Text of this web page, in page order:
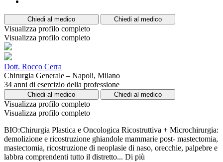
Chiedi al medico Chiedi al medico
Visualizza profilo completo
Visualizza profilo completo
Dott. Rocco Cerra
Chirurgia Generale – Napoli, Milano
34 anni di esercizio della professione
Chiedi al medico Chiedi al medico
Visualizza profilo completo
Visualizza profilo completo
BIO:Chirurgia Plastica e Oncologica Ricostruttiva + Microchirurgia:
demolizione e ricostruzione ghiandole mammarie post- mastectomia,
mastectomia, ricostruzione di neoplasie di naso, orecchie, palpebre e
labbra comprendenti tutto il distretto... Di più